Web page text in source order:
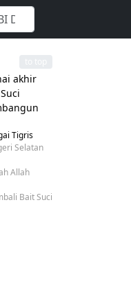
akhir
Tigris
Selatan
Allah
Bait Suci